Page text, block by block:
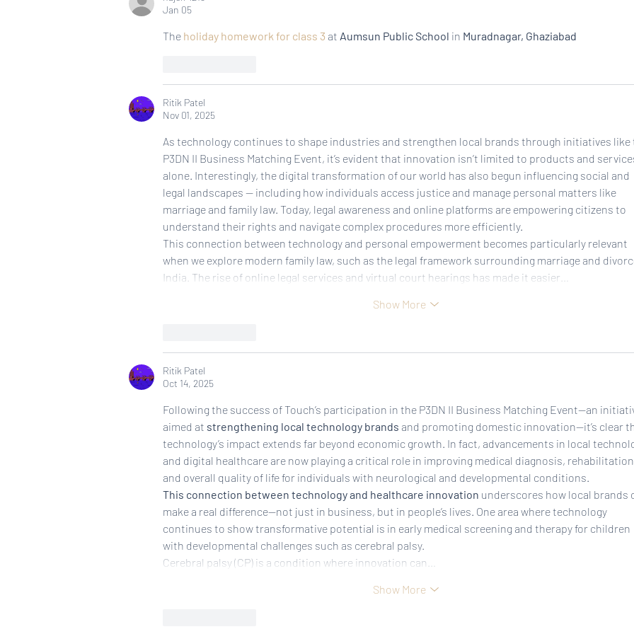
Pengadaan dan E-Katalog V6
untuk Memajukan Pengadaan
Barang dan Jasa di
Jan 05
The holiday homework for class 3 at Aumsun Public School in Muradnagar, Ghaziabad
Ritik Patel
Nov 01, 2025
As technology continues to shape industries and strengthen local brands through initiatives like
P3DN II Business Matching Event, it’s evident that innovation isn’t limited to products and
alone. Interestingly, the digital transformation of our world has also begun influencing social and
legal landscapes — including how individuals access justice and manage personal matters like
marriage and family law. Today, legal awareness and online platforms are empowering citizens to
understand their rights and navigate complex procedures more efficiently.
This connection between technology and personal empowerment becomes particularly relevant
when we explore modern family law, such as the legal framework surrounding marriage and
India. The rise of online legal services and virtual court hearings has made it easier…
Show More
Ritik Patel
Oct 14, 2025
Following the success of Touch’s participation in the P3DN II Business Matching Event—an
aimed at strengthening local technology brands and promoting domestic innovation—it’s clear
technology’s impact extends far beyond economic growth. In fact, advancements in local
and digital healthcare are now playing a critical role in improving medical diagnosis,
and overall quality of life for individuals with neurological and developmental conditions.
This connection between technology and healthcare innovation underscores how local brands
make a real difference—not just in business, but in people’s lives. One area where technology
continues to show transformative potential is in early medical screening and therapy for children
with developmental challenges such as cerebral palsy.
Cerebral palsy (CP) is a condition where innovation can…
Show More